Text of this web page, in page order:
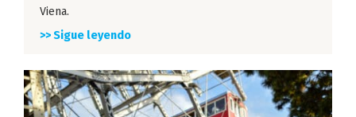
Viena.
>> Sigue leyendo